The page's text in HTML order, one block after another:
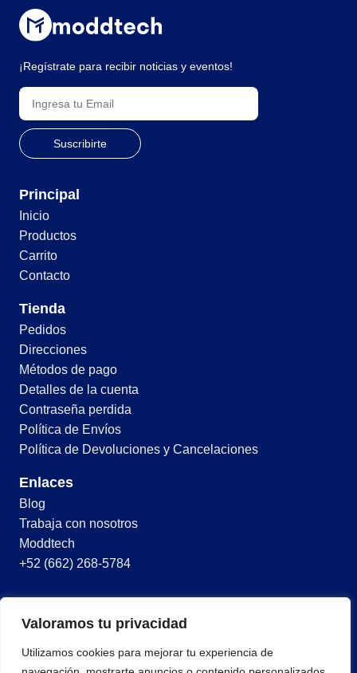
Valoramos tu privacidad
Utilizamos cookies para mejorar tu experiencia de
¡Regístrate para recibir noticias y eventos!
Principal
Inicio
Productos
Carrito
Contacto
Tienda
Pedidos
Direcciones
Métodos de pago
Detalles de la cuenta
Contraseña perdida
Política de Envíos
Política de Devoluciones y Cancelaciones
Enlaces
Blog
Trabaja con nosotros
Moddtech
+52 (662) 268-5784
© 2026 Todos los derechos reservados
Política de privacidad